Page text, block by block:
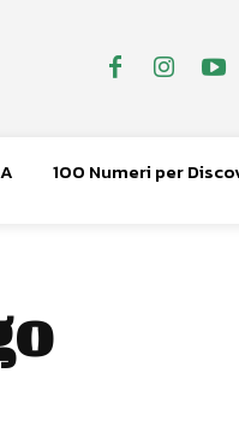
100 Numeri per